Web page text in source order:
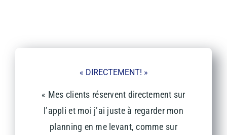
« DIRECTEMENT! »
« Mes clients réservent directement sur
l’appli et moi j’ai juste à regarder mon
planning en me levant, comme sur